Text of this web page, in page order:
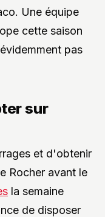
Une équipe
cette saison
pas
sur
et d'obtenir
Rocher avant le
la semaine
de disposer